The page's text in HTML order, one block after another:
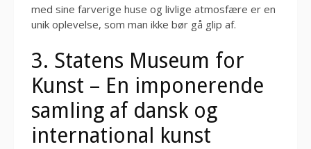
med sine farverige huse og livlige atmosfære er en
unik oplevelse, som man ikke bør gå glip af.
3. Statens Museum for
Kunst – En imponerende
samling af dansk og
international kunst